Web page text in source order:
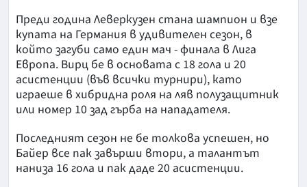
Преди година Леверкузен стана шампион и взе
купата на Германия в удивителен сезон, в
който загуби само един мач - финала в Лига
Европа. Вирц бе в основата с 18 гола и 20
асистенции (във всички турнири), като
играеше в хибридна роля на ляв полузащитник
или номер 10 зад гърба на нападателя.
Последният сезон не бе толкова успешен, но
Байер все пак завърши втори, а талантът
наниза 16 гола и пак даде 20 асистенции.